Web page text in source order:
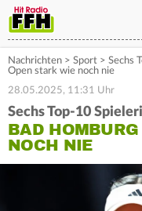
Nachrichten > Sport > Sechs
Open stark wie noch nie
28.05.2025, 11:31 Uhr
Sechs Top-10
BAD
NOCH NIE